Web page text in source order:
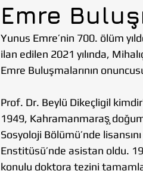
DİYARBAKIR ESKİŞEHİR
TOHUMLUK YAZARLARI
Emre
Yunus Emre’nin 700. ölüm
ilan edilen 2021 yılında,
Emre Buluşmalarının
Prof. Dr. Beylü Dikeçligil
1949, Kahramanmaraş̧
Sosyoloji Bölümü’nde
Enstitüsü’nde asistan oldu.
konulu doktora tezini